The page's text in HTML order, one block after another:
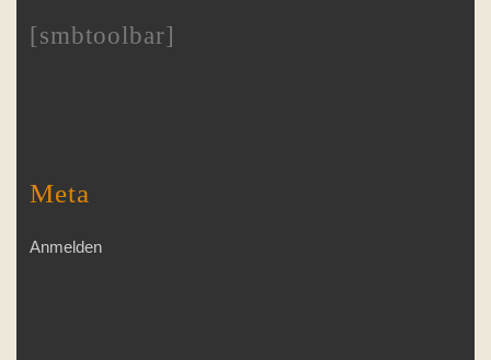
[smbtoolbar]
Meta
Anmelden